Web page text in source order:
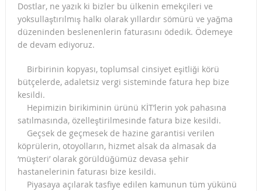
Dostlar, ne yazık ki bizler bu ülkenin emekçileri ve
yoksullaştırılmış halkı olarak yıllardır sömürü ve yağma
düzeninden beslenenlerin faturasını ödedik. Ödemeye
de devam ediyoruz.
Birbirinin kopyası, toplumsal cinsiyet eşitliği körü
bütçelerde, adaletsiz vergi sisteminde fatura hep bize
kesildi.
Hepimizin birikiminin ürünü KİT’lerin yok pahasına
satılmasında, özelleştirilmesinde fatura bize kesildi.
Geçsek de geçmesek de hazine garantisi verilen
köprülerin, otoyolların, hizmet alsak da almasak da
‘müşteri’ olarak görüldüğümüz devasa şehir
hastanelerinin faturası bize kesildi.
Piyasaya açılarak tasfiye edilen kamunun tüm yükünü